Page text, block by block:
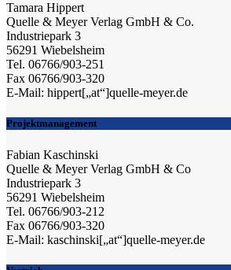
Tamara Hippert
Quelle & Meyer Verlag GmbH & Co.
Industriepark 3
56291 Wiebelsheim
Tel. 06766/903-251
Fax 06766/903-320
E-Mail: hippert[„at“]quelle-meyer.de
Projektmanagement
Fabian Kaschinski
Quelle & Meyer Verlag GmbH & Co
Industriepark 3
56291 Wiebelsheim
Tel. 06766/903-212
Fax 06766/903-320
E-Mail: kaschinski[„at“]quelle-meyer.de